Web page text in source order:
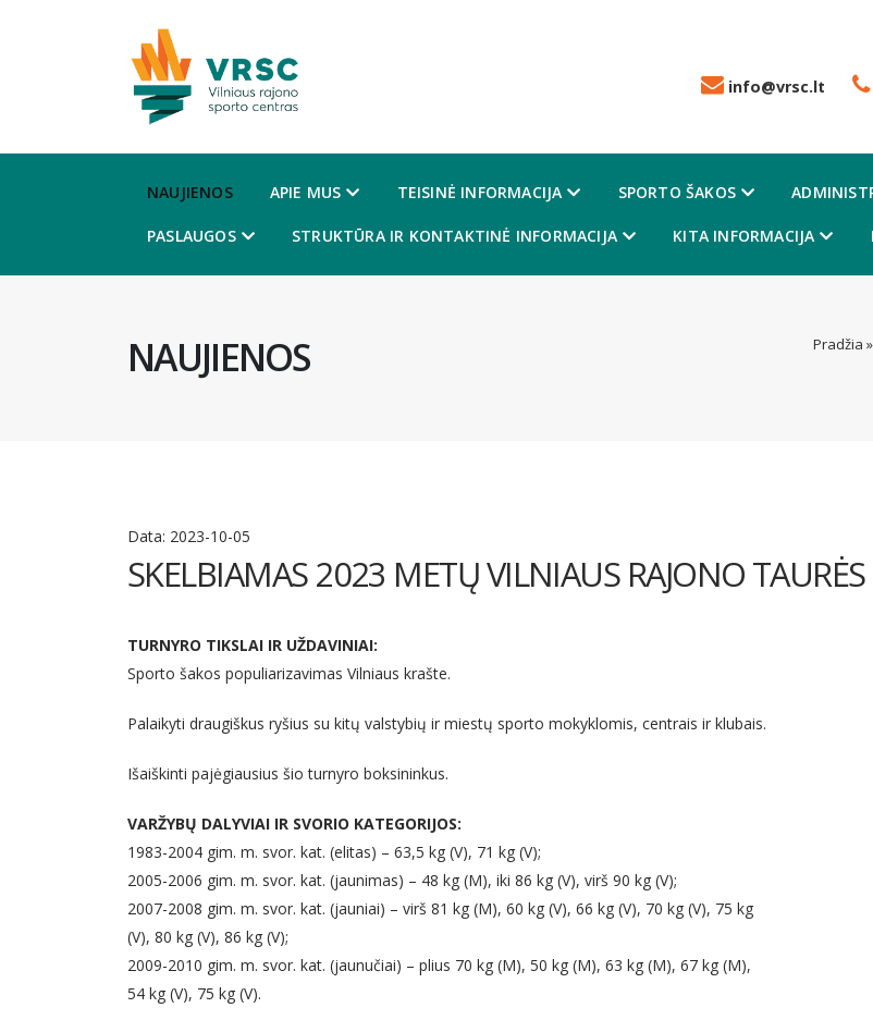
info@vrsc.lt
NAUJIENOS APIE MUS TEISINĖ INFORMACIJA SPORTO ŠAKOS
PASLAUGOS STRUKTŪRA IR KONTAKTINĖ INFORMACIJA KITA INFORMACIJA
NAUJIENOS Pradžia »
Data: 2023-10-05
SKELBIAMAS 2023 METŲ VILNIAUS RAJONO
TURNYRO TIKSLAI IR UŽDAVINIAI:
Sporto šakos populiarizavimas Vilniaus krašte.
Palaikyti draugiškus ryšius su kitų valstybių ir miestų sporto mokyklomis, centrais ir klubais.
Išaiškinti pajėgiausius šio turnyro boksininkus.
VARŽYBŲ DALYVIAI IR SVORIO KATEGORIJOS:
1983-2004 gim. m. svor. kat. (elitas) – 63,5 kg (V), 71 kg (V);
2005-2006 gim. m. svor. kat. (jaunimas) – 48 kg (M), iki 86 kg (V), virš 90 kg (V);
2007-2008 gim. m. svor. kat. (jauniai) – virš 81 kg (M), 60 kg (V), 66 kg (V), 70 kg (V), 75 kg
(V), 80 kg (V), 86 kg (V);
2009-2010 gim. m. svor. kat. (jaunučiai) – plius 70 kg (M), 50 kg (M), 63 kg (M), 67 kg (M),
54 kg (V), 75 kg (V).